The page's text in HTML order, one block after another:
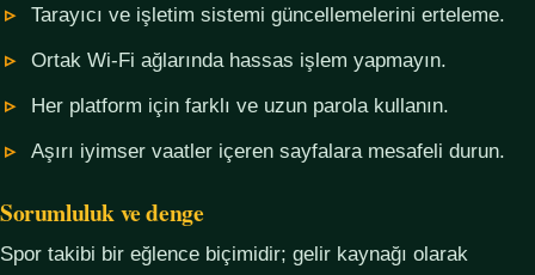
Tarayıcı ve işletim sistemi güncellemelerini erteleme.
Ortak Wi-Fi ağlarında hassas işlem yapmayın.
Her platform için farklı ve uzun parola kullanın.
Aşırı iyimser vaatler içeren sayfalara mesafeli durun.
Sorumluluk ve denge
Spor takibi bir eğlence biçimidir; gelir kaynağı olarak